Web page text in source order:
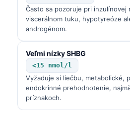
Často sa pozoruje pri inzulínovej
viscerálnom tuku, hypotyreóze
androgénom.
Veľmi nízky SHBG
<15 nmol/l
Vyžaduje si liečbu, metabolické,
endokrinné prehodnotenie,
príznakoch.